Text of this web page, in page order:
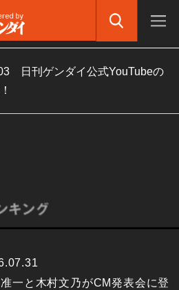
日刊ゲンダイ公式YouTubeの
准一と木村文乃がCM発表会に登